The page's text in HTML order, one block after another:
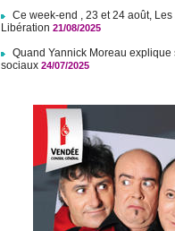
Ce week-end , 23 et 24 août,
Libération21/08/2025
Quand Yannick Moreau
sociaux 24/07/2025